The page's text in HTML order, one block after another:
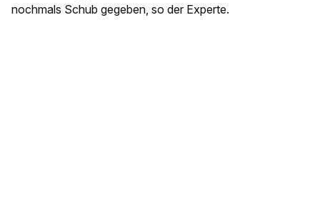
nochmals Schub gegeben, so der Experte.